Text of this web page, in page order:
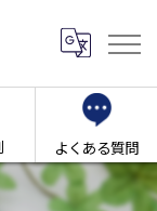
よくある質問